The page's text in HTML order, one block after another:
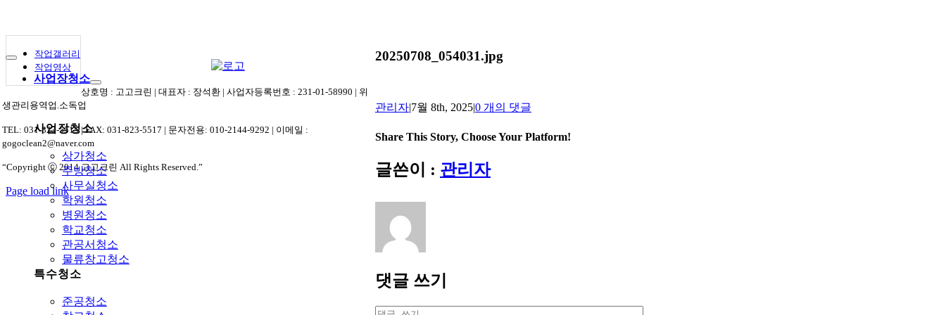
Toggle
Navigation사업장청소
사업장청소
상가청소
주방청소
사무실청소
학원청소
병원청소
학교청소
관공서청소
물류창고청소
특수청소
준공청소
20250708_054031.jpg
관리자|7월 8th, 2025|0 개의 댓글
Share This Story, Choose Your Platform!
Facebook
Twitter
Reddit
LinkedIn
Tumblr
Pinterest
Vk
이
메
글쓴이 : 관리자
댓글 쓰기
댓
작업갤러리
작업영상
상호명 : 고고크린 | 대표자 : 장석환 | 사업자등록번호 : 231-01-58990 | 위
생관리용역업.소독업
TEL: 031-823-5515 | FAX: 031-823-5517 | 문자전용: 010-2144-9292 | 이메일 :
gogoclean2@naver.com
“Copyright ⓒ 2014 고고크린 All Rights Reserved.”
Page load link